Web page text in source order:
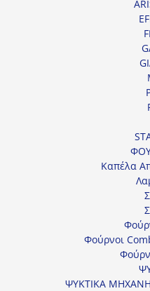
Καπέλα
Φούρνοι
ΨΥΚΤΙΚΑ